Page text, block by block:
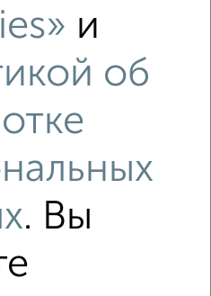
и
об
. Вы